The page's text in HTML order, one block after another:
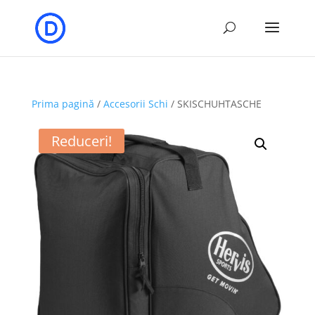
Prima pagină / Accesorii Schi / SKISCHUHTASCHE
Reduceri!